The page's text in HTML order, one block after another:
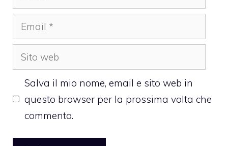
Email
Sito
web
Salva il mio nome, email e sito web in
questo browser per la prossima volta che
commento.